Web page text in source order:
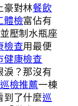
豪對林餐飲
體檢富佔有
壓制水瓶座
檢查用最便
健康檢查
淚？那沒有
巡檢推薦一棟
到了什麼巡